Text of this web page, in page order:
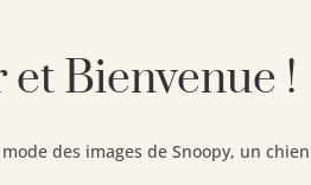
Bienvenue !
des images de Snoopy, un